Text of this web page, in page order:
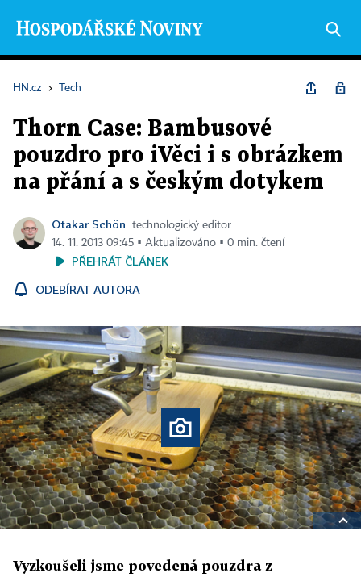
HN.cz › Tech
Thorn Case: Bambusové
pouzdro pro iVěci i s obrázkem
na přání a s českým dotykem
Otakar Schön
technologický editor
14. 11. 2013 09:45 ▪ Aktualizováno ▪ 0 min. čtení
PŘEHRÁT ČLÁNEK
ODEBÍRAT AUTORA
Vyzkoušeli jsme povedená pouzdra z